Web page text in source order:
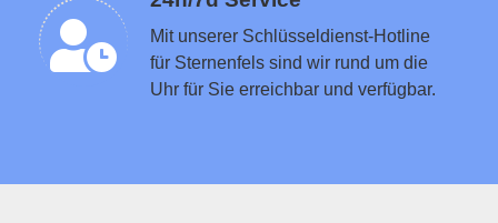
Mit unserer Schlüsseldienst-Hotline
für Sternenfels sind wir rund um die
Uhr für Sie erreichbar und verfügbar.